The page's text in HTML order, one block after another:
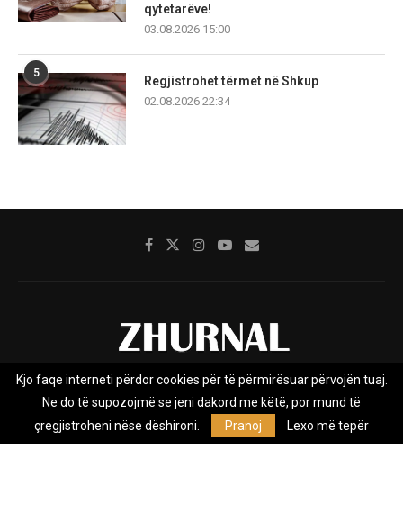
qytetarëve!
03.08.2026 15:00
5
Regjistrohet tërmet në Shkup
02.08.2026 22:34
Rreth nesh Impresumi Marketing
Kontakt
Privacy Policy
Zhurnal.mk është Agjenci e Lajmeve e pavarur, e themeluar në vitin
Kjo faqe interneti përdor cookies për të përmirësuar përvojën tuaj.
Ne do të supozojmë se jeni dakord me këtë, por mund të
çregjistroheni nëse dëshironi.
Pranoj Lexo më tepër